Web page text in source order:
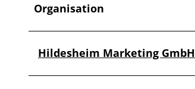
Organisation
Hildesheim Marketing GmbH